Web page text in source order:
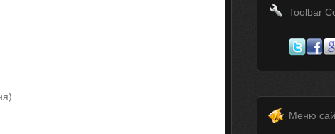
Toolbar
Меню